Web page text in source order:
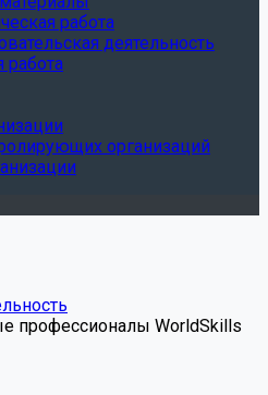
работа
деятельность
работа
организаций
профессионалы WorldSkills